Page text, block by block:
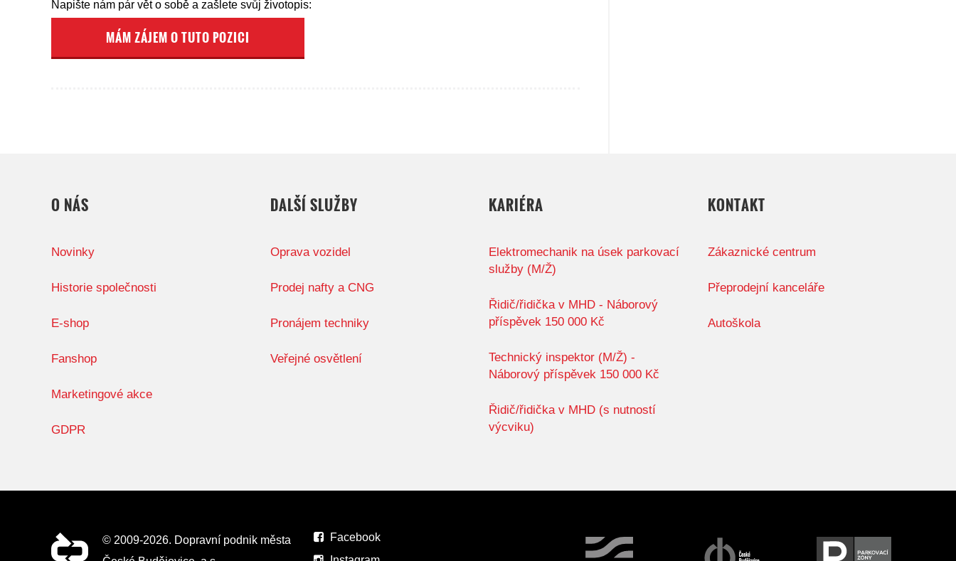
Napište nám pár vět o sobě a zašlete svůj životopis:
MÁM ZÁJEM O TUTO POZICI
O NÁS
Novinky
Historie společnosti
E-shop
Fanshop
Marketingové akce
GDPR
DALŠÍ SLUŽBY
Oprava vozidel
Prodej nafty a CNG
Pronájem techniky
Veřejné osvětlení
KARIÉRA
Elektromechanik na úsek parkovací
služby (M/Ž)
Řidič/řidička v MHD - Náborový
příspěvek 150 000 Kč
Technický inspektor (M/Ž) -
Náborový příspěvek 150 000 Kč
Řidič/řidička v MHD (s nutností
výcviku)
KONTAKT
Zákaznické centrum
Přeprodejní kanceláře
Autoškola
© 2009-2026. Dopravní podnik města
Facebook